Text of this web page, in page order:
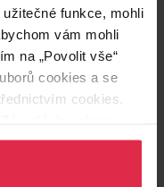
funkce, mohli
vám mohli
na „Povolit vše“
cookies a se
cookies.